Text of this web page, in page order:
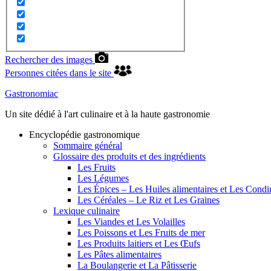
Rechercher des images
Personnes citées dans le site
Gastronomiac
Un site dédié à l'art culinaire et à la haute gastronomie
Encyclopédie gastronomique
Sommaire général
Glossaire des produits et des ingrédients
Les Fruits
Les Légumes
Les Épices – Les Huiles alimentaires et Les
Les Céréales – Le Riz et Les Graines
Lexique culinaire
Les Viandes et Les Volailles
Les Poissons et Les Fruits de mer
Les Produits laitiers et Les Œufs
Les Pâtes alimentaires
La Boulangerie et La Pâtisserie